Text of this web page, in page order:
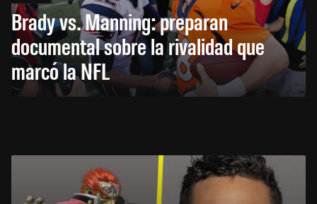
Brady vs. Manning: preparan
documental sobre la rivalidad que
marcó la NFL